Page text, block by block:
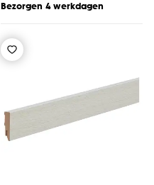
Bezorgen 4 werkdagen